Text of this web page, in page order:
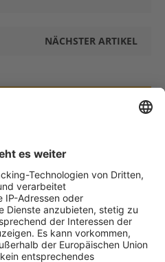
NÄCHSTER ARTIKEL
Spotlight: 3 Fragen an Prof.
BWL-Studium: Was macht
Manager*in?
der Munich Business
für neue Forschungsideen